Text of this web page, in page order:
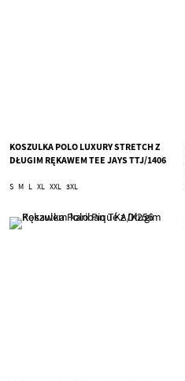
KOSZULKA POLO LUXURY STRETCH Z
DŁUGIM RĘKAWEM TEE JAYS TTJ/1406
S M L XL XXL 3XL